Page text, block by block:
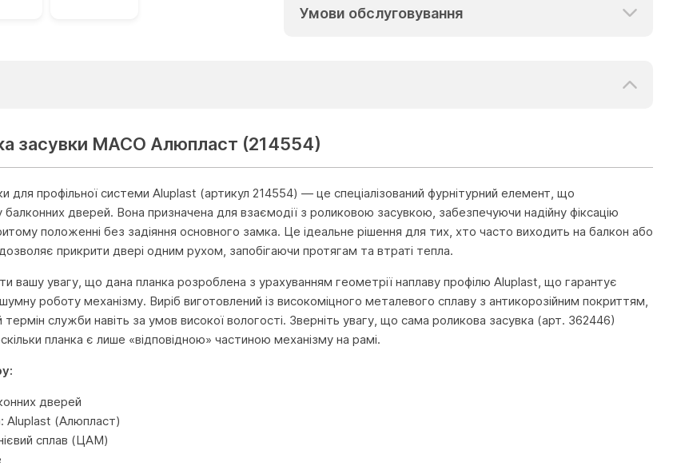
Умови обслуговування
засувки MACO Алюпласт (214554)
для профільної системи Aluplast (артикул 214554) — це спеціалізований фурнітурний елемент, що
дверей. Вона призначена для взаємодії з роликовою засувкою, забезпечуючи надійну фіксацію
положенні без задіяння основного замка. Це ідеальне рішення для тих, хто часто виходить на балкон або
прикрити двері одним рухом, запобігаючи протягам та втраті тепла.
вашу увагу, що дана планка розроблена з урахуванням геометрії наплаву профілю Aluplast, що гарантує
роботу механізму. Виріб виготовлений із високоміцного металевого сплаву з антикорозійним покриттям,
служби навіть за умов високої вологості. Зверніть увагу, що сама роликова засувка (арт. 362446)
планка є лише «відповідною» частиною механізму на рамі.
дверей
Aluplast (Алюпласт)
сплав (ЦАМ)